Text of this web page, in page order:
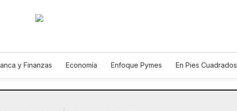
y Finanzas Economía Enfoque Pymes En Pies Cuadrados